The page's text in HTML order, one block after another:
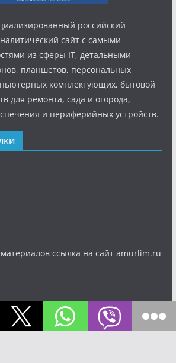
российский
сайт с самыми
из сферы IT, детальными
планшетов, персональных
комплектующих, бытовой
для ремонта, сада и огорода,
и периферийных устройств.
ссылка на сайт amurlim.ru